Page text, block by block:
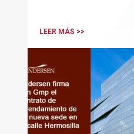
jurídico y académico
LEER MÁS >>